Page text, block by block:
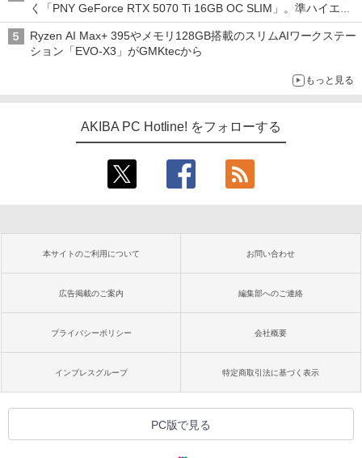
く「PNY GeForce RTX 5070 Ti 16GB OC SLIM」。準ハイエン
ドでも2スロット厚で長さ30cm切り！スリムボディでもパフォ
ーマンスと冷却は万全 text by 内田 泰仁
Ryzen AI Max+ 395やメモリ128GB搭載のスリムAIワークステー
ション「EVO-X3」がGMKtecから
もっと見る
AKIBA PC Hotline! をフォローする
本サイトのご利用について お問い合わせ
広告掲載のご案内 編集部へのご連絡
プライバシーポリシー 会社概要
インプレスグループ 特定商取引法に基づく表示
PC版で見る